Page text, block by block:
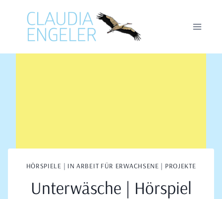
springen
HÖRSPIELE | IN ARBEIT FÜR ERWACHSENE | PROJEKTE
Unterwäsche | Hörspiel